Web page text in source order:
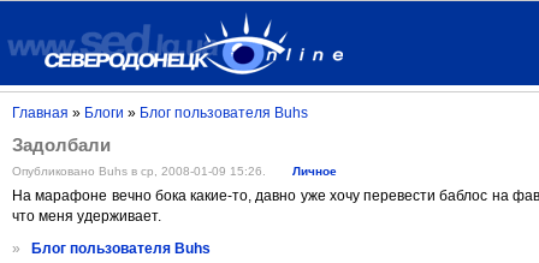
Главная » Блоги » Блог пользователя Buhs
Задолбали
Опубликовано Buhs в ср, 2008-01-09 15:26. Личное
На марафоне вечно бока какие-то, давно уже хочу перевести баблос на
что меня удерживает.
»
Блог пользователя Buhs